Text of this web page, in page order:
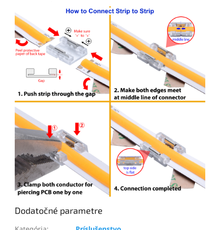
Dodatočné parametre